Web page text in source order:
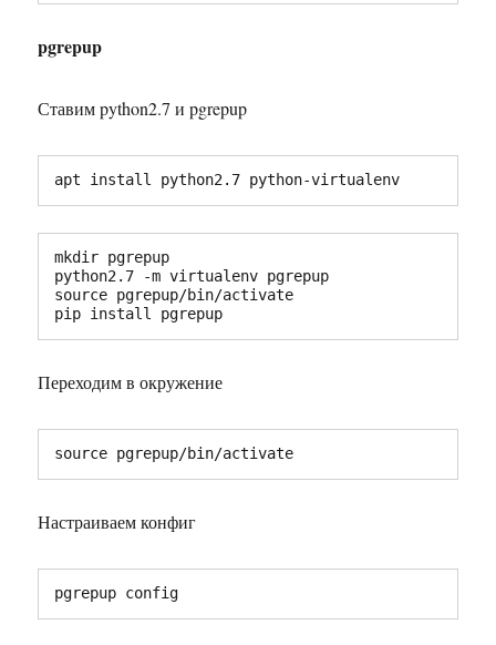
pgrepup
Ставим python2.7 и pgrepup
apt install python2.7 python-virtualenv
mkdir pgrepup
python2.7 -m virtualenv pgrepup
source pgrepup/bin/activate
pip install pgrepup
Переходим в окружение
source pgrepup/bin/activate
Настраиваем конфиг
pgrepup config